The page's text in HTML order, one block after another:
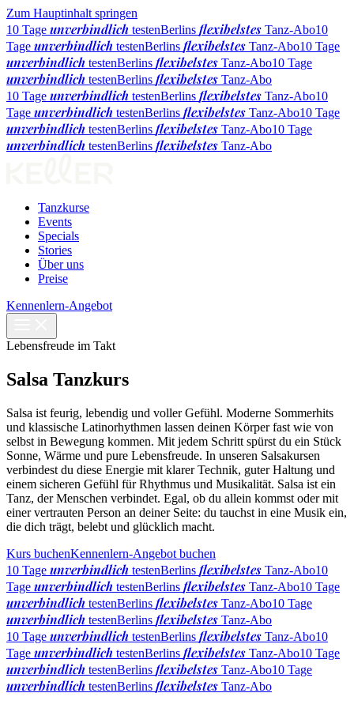
Zum Hauptinhalt springen
10 Tage unverbindlich testenBerlins flexibelstes Tanz-Abo10
Tage unverbindlich testenBerlins flexibelstes Tanz-Abo10 Tage
unverbindlich testenBerlins flexibelstes Tanz-Abo10 Tage
unverbindlich testenBerlins flexibelstes Tanz-Abo
10 Tage unverbindlich testenBerlins flexibelstes Tanz-Abo10
Tage unverbindlich testenBerlins flexibelstes Tanz-Abo10 Tage
unverbindlich testenBerlins flexibelstes Tanz-Abo10 Tage
unverbindlich testenBerlins flexibelstes Tanz-Abo
Tanzkurse
Events
Specials
Stories
Über uns
Preise
Kennenlern-Angebot
Lebensfreude im Takt
Salsa Tanzkurs
Salsa ist feurig, lebendig und voller Gefühl. Moderne Sommerhits
und klassische Latinorhythmen lassen deinen Körper fast wie von
selbst in Bewegung kommen. Mit jedem Schritt spürst du ein Stück
Sonne, Wärme und pure Lebensfreude. In unseren Salsakursen
verbindest du diese Energie mit klarer Technik, guter Haltung und
einem sicheren Gefühl für Rhythmus und Musikalität. Salsa ist ein
Tanz, der Menschen verbindet. Egal, ob du allein kommst oder mit
einer vertrauten Person an deiner Seite: du tauchst in eine Musik ein,
die dich trägt, belebt und glücklich macht.
Kurs buchenKennenlern-Angebot buchen
10 Tage unverbindlich testenBerlins flexibelstes Tanz-Abo10
Tage unverbindlich testenBerlins flexibelstes Tanz-Abo10 Tage
unverbindlich testenBerlins flexibelstes Tanz-Abo10 Tage
unverbindlich testenBerlins flexibelstes Tanz-Abo
10 Tage unverbindlich testenBerlins flexibelstes Tanz-Abo10
Tage unverbindlich testenBerlins flexibelstes Tanz-Abo10 Tage
unverbindlich testenBerlins flexibelstes Tanz-Abo10 Tage
unverbindlich testenBerlins flexibelstes Tanz-Abo